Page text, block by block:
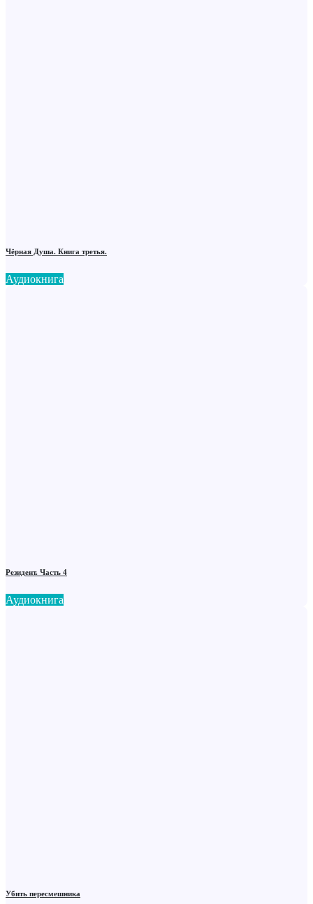
Чёрная Душа. Книга третья.
Аудиокнига
Резидент. Часть 4
Аудиокнига
Убить пересмешника